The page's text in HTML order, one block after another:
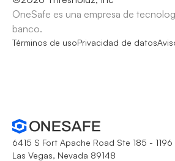
OneSafe es una empresa de
banco.
Términos de usoPrivacidad de datos
6415 S Fort Apache Road Ste 185 - 1196
Las Vegas, Nevada 89148